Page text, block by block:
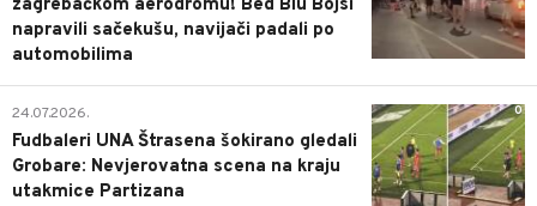
zagrebačkom aerodromu! Bed Blu Bojsi
napravili sačekušu, navijači padali po
automobilima
0
24.07.2026.
Fudbaleri UNA Štrasena šokirano gledali
Grobare: Nevjerovatna scena na kraju
utakmice Partizana